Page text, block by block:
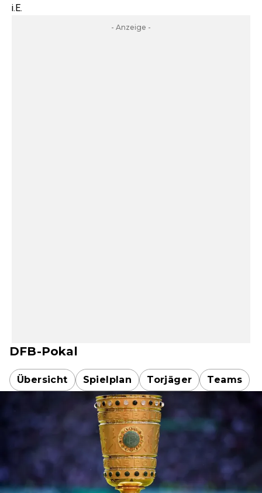
i.E.
- Anzeige -
DFB-Pokal
Übersicht Spielplan Torjäger Teams